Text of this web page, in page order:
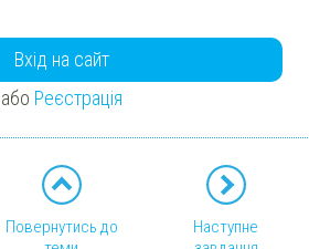
Вхід на сайт
або Реєстрація
Повернутись до
Наступне